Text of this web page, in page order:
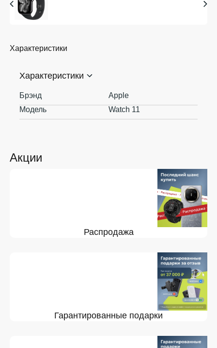
Акции
Распродажа
Гарантированные подарки
Характеристики
Характеристики
Брэнд
Apple
Модель
Watch 11